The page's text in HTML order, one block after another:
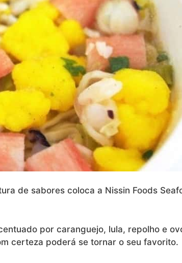
de sabores coloca a Nissin Foods
por caranguejo, lula, repolho e
certeza poderá se tornar o seu favorito.